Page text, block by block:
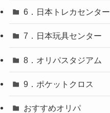
6．日本トレカセンター
7．日本玩具センター
8．オリパスタジアム
9．ポケットクロス
おすすめオリパ